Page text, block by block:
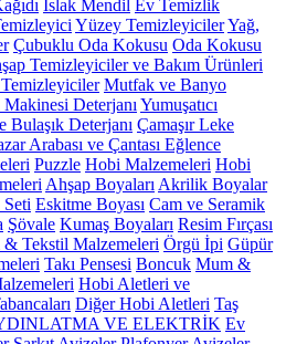
Islak Mendil Ev Temizlik
Yüzey TemizleyicilerYağ,
Çubuklu Oda Kokusu Oda Kokusu
Temizleyiciler ve Bakım Ürünleri
Mutfak ve Banyo
Makinesi Deterjanı Yumuşatıcı
Bulaşık Deterjanı Çamaşır Leke
Arabası ve Çantası Eğlence
Puzzle Hobi Malzemeleri Hobi
Ahşap Boyaları Akrilik Boyalar
Seti Eskitme Boyası Cam ve Seramik
Şövale Kumaş Boyaları Resim Fırçası
Tekstil Malzemeleri Örgü İpi Güpür
Takı Pensesi Boncuk Mum &
Hobi Aletleri ve
Diğer Hobi Aletleri Taş
VE ELEKTRİK Ev